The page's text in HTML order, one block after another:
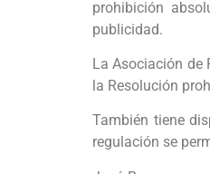
prohibición
publicidad.
La Asociación de
la Resolución
También tiene
regulación se